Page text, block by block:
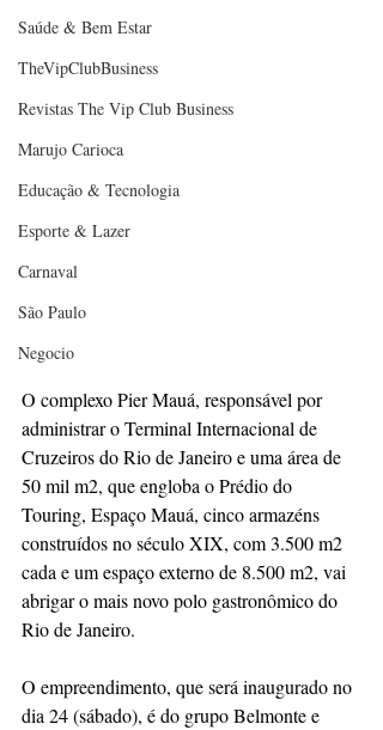
Saúde & Bem Estar
TheVipClubBusiness
Revistas The Vip Club Business
Marujo Carioca
Educação & Tecnologia
Esporte & Lazer
Carnaval
São Paulo
Negocio
O complexo Pier Mauá, responsável por
administrar o Terminal Internacional de
Cruzeiros do Rio de Janeiro e uma área de
50 mil m2, que engloba o Prédio do
Touring, Espaço Mauá, cinco armazéns
construídos no século XIX, com 3.500 m2
cada e um espaço externo de 8.500 m2, vai
abrigar o mais novo polo gastronômico do
Rio de Janeiro.
O empreendimento, que será inaugurado no
dia 24 (sábado), é do grupo Belmonte e